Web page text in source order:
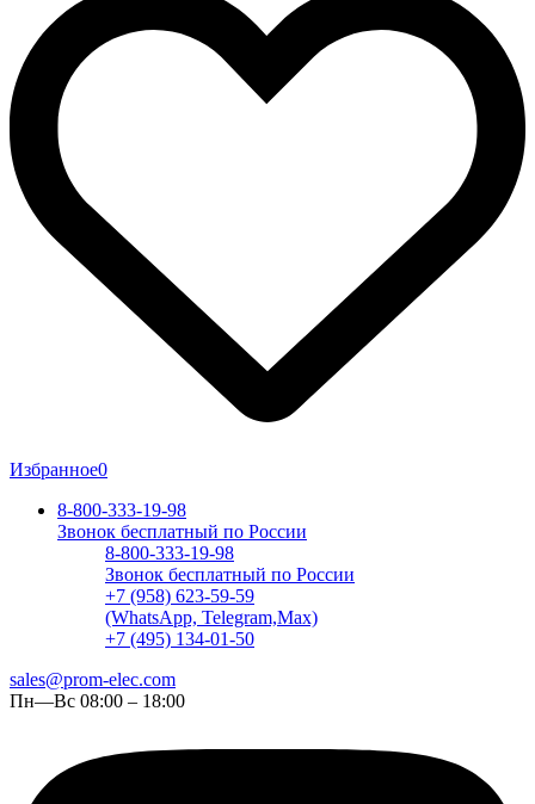
Избранное0
8-800-333-19-98
Звонок бесплатный по России
8-800-333-19-98
Звонок бесплатный по России
+7 (958) 623-59-59
(WhatsApp, Telegram,Max)
+7 (495) 134-01-50
sales@prom-elec.com
Пн—Вс 08:00 – 18:00